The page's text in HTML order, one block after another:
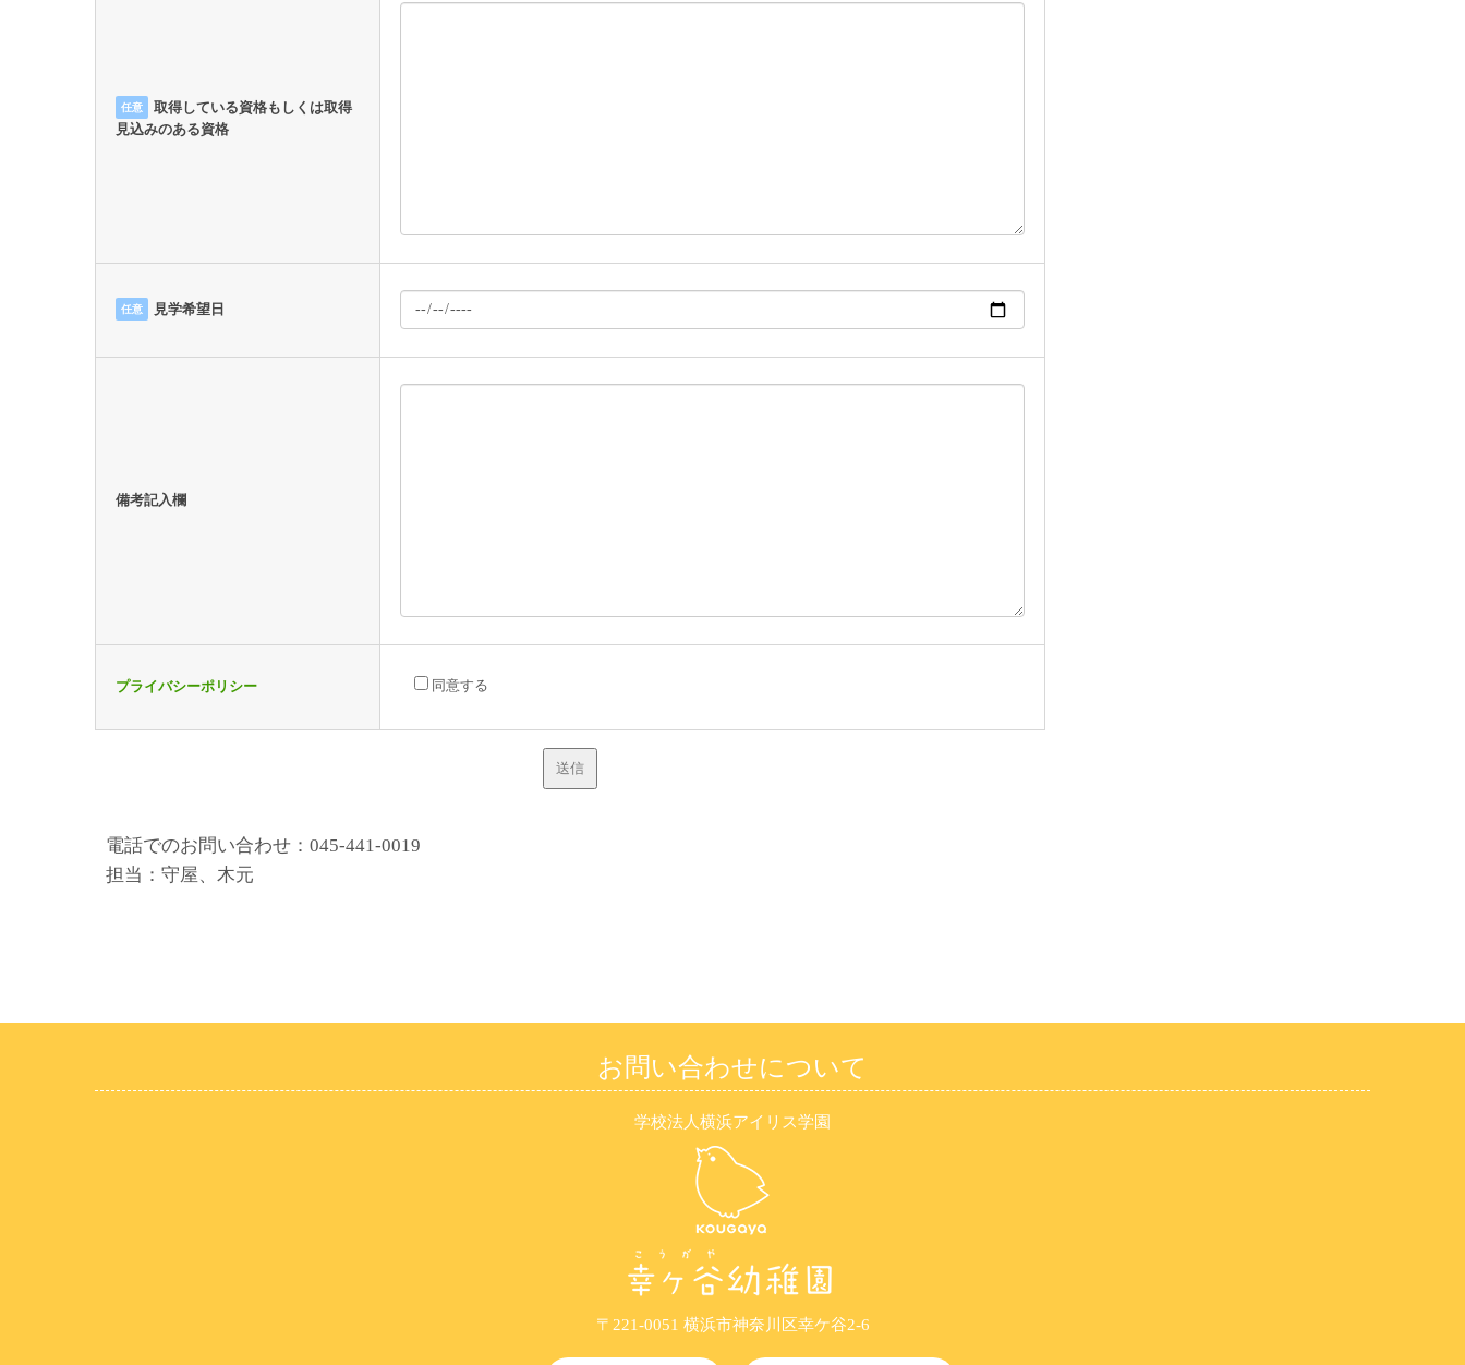
任意
取得している資格もしくは取得
見込みのある資格
任意 見学希望日
備考記入欄
プライバシーポリシー 同意する
電話でのお問い合わせ：045-441-0019
担当：守屋、木元
お問い合わせについて
学校法人横浜アイリス学園
〒221-0051 横浜市神奈川区幸ケ谷2-6